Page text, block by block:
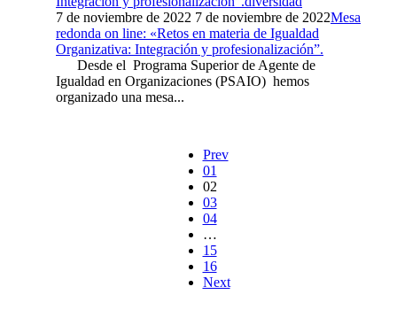
7 de noviembre de 2022 7 de noviembre de 2022Mesa
redonda on line: «Retos en materia de Igualdad
Organizativa: Integración y profesionalización”.
Desde el Programa Superior de Agente de
Igualdad en Organizaciones (PSAIO) hemos
organizado una mesa...
Prev
01
02
03
04
…
15
16
Next